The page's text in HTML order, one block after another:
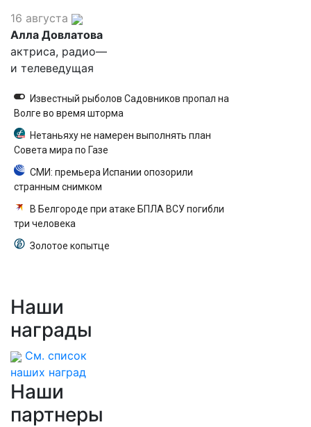
16 августа
Алла Довлатова
актриса, радио—
и телеведущая
Известный рыболов Садовников пропал на
Волге во время шторма
Нетаньяху не намерен выполнять план
Совета мира по Газе
СМИ: премьера Испании опозорили
странным снимком
В Белгороде при атаке БПЛА ВСУ погибли
три человека
Золотое копытце
Наши
награды
См. список
наших наград
Наши
партнеры